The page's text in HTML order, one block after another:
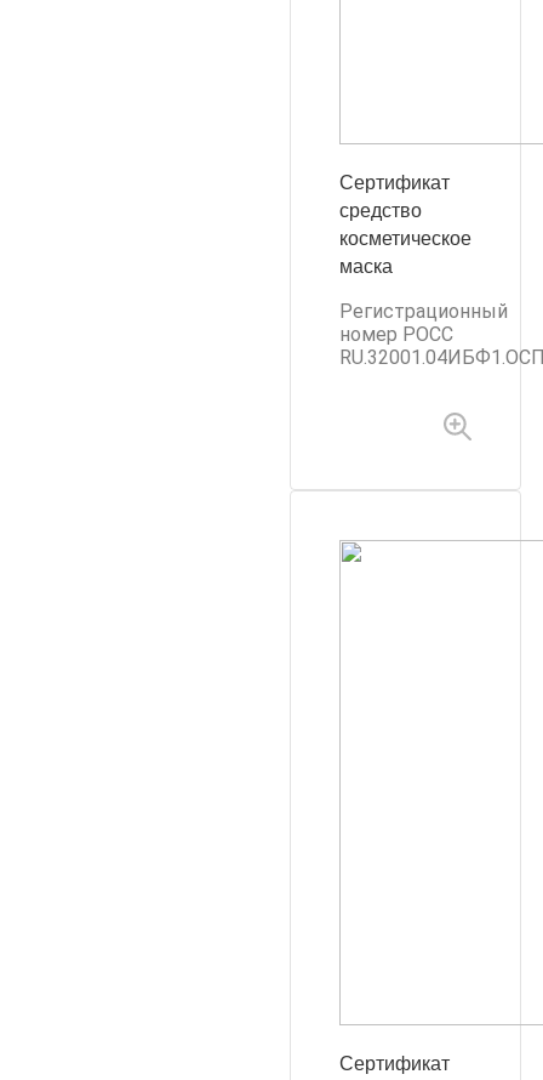
Сертификат
средство
косметическое
маска
Регистрационный
номер РОСС
Сертификат